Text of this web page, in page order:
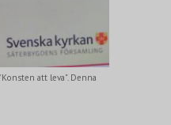
att leva". Denna